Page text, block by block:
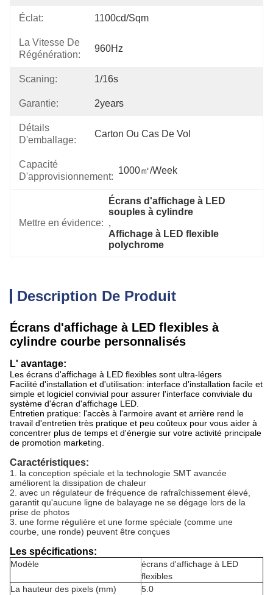
Éclat: 1100cd/sqm
La Vitesse De
Régénération:
960Hz
Scaning: 1/16s
Garantie: 2years
Détails
D'emballage:
Carton Ou Cas De Vol
Capacité
D'approvisionnement:
1000㎡/week
Mettre en évidence:
Écrans d'affichage à LED
souples à cylindre
,
Affichage à LED flexible
polychrome
Description De Produit
Écrans d'affichage à LED flexibles à
cylindre courbe personnalisés
L' avantage:
Les écrans d'affichage à LED flexibles sont ultra-légers
Facilité d'installation et d'utilisation: interface d'installation facile et
simple et logiciel convivial pour assurer l'interface conviviale du
système d'écran d'affichage LED.
Entretien pratique: l'accès à l'armoire avant et arrière rend le
travail d'entretien très pratique et peu coûteux pour vous aider à
concentrer plus de temps et d'énergie sur votre activité principale
de promotion marketing.
Caractéristiques:
1. la conception spéciale et la technologie SMT avancée
améliorent la dissipation de chaleur
2. avec un régulateur de fréquence de rafraîchissement élevé,
garantit qu'aucune ligne de balayage ne se dégage lors de la
prise de photos
3. une forme régulière et une forme spéciale (comme une
courbe, une ronde) peuvent être conçues
Les spécifications:
Modèle
écrans d'affichage à LED
flexibles
La hauteur des pixels (mm)
5.0